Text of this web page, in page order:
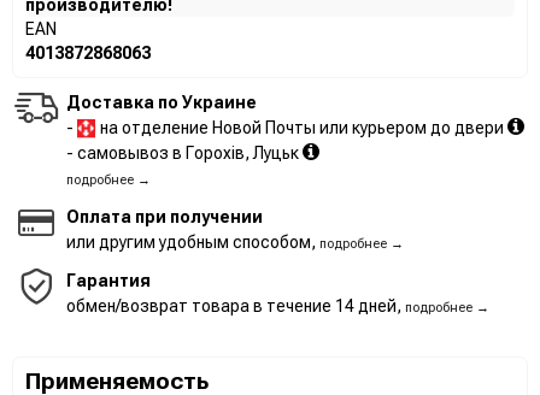
производителю!
EAN
4013872868063
Доставка по Украине
-
на отделение Новой Почты или курьером до двери
- самовывоз в Горохів, Луцьк
подробнее →
Оплата при получении
или другим удобным способом, подробнее →
Гарантия
обмен/возврат товара в течение 14 дней, подробнее →
Применяемость